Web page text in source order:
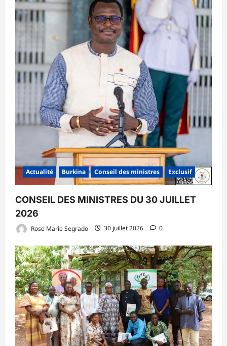
Actualité Burkina Conseil des ministres Exclusif
CONSEIL DES MINISTRES DU 30 JUILLET
2026
Rose Marie Segrado 30 juillet 2026 0